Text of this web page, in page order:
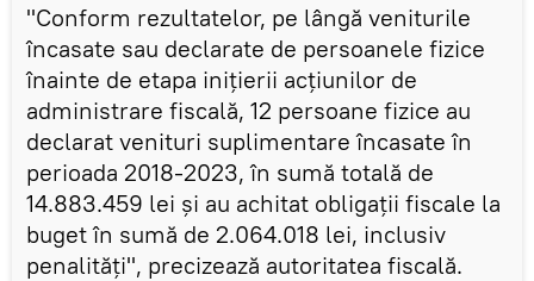
"Conform rezultatelor, pe lângă veniturile
încasate sau declarate de persoanele fizice
înainte de etapa inițierii acțiunilor de
administrare fiscală, 12 persoane fizice au
declarat venituri suplimentare încasate în
perioada 2018-2023, în sumă totală de
14.883.459 lei și au achitat obligații fiscale la
buget în sumă de 2.064.018 lei, inclusiv
penalități", precizează autoritatea fiscală.